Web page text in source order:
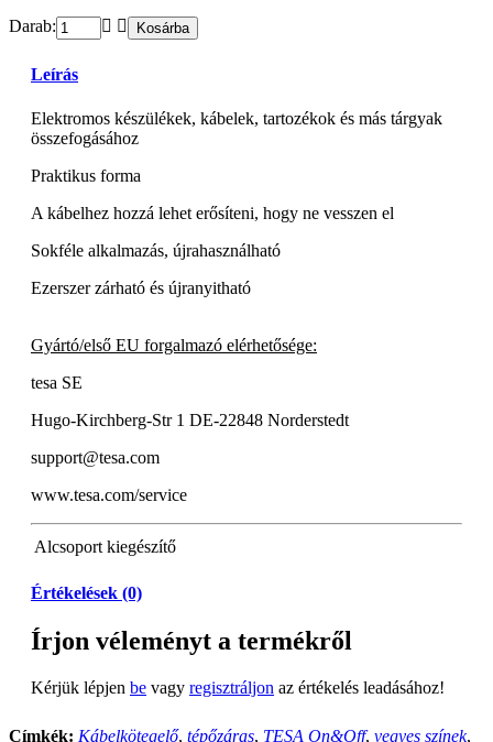
Darab:
Kosárba
Leírás
Elektromos készülékek, kábelek, tartozékok és más tárgyak
összefogásához
Praktikus forma
A kábelhez hozzá lehet erősíteni, hogy ne vesszen el
Sokféle alkalmazás, újrahasználható
Ezerszer zárható és újranyitható
Gyártó/első EU forgalmazó elérhetősége:
tesa SE
Hugo-Kirchberg-Str 1 DE-22848 Norderstedt
support@tesa.com
www.tesa.com/service
Alcsoport kiegészítő
Értékelések (0)
Írjon véleményt a termékről
Kérjük lépjen be vagy regisztráljon az értékelés leadásához!
Címkék: Kábelkötegelő, tépőzáras, TESA On&Off, vegyes színek,